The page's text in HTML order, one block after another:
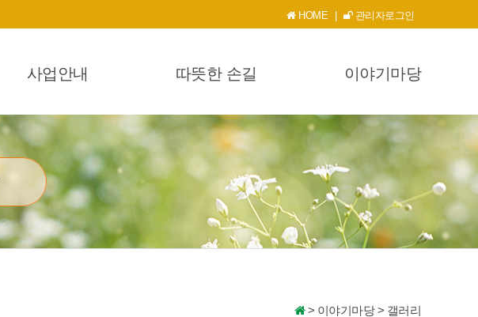
HOME | 관리자로그인
사업안내 따뜻한 손길 이야기마당
> 이야기마당> 갤러리